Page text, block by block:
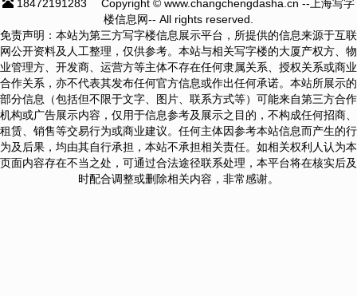
18472191283
Copyright © www.changchengdasha.cn --上海写字
楼信息网-- All rights reserved.
免责声明：本站为第三方写字楼信息展示平台，所提供的信息来源于互联
网公开资料及人工整理，仅供参考。本站与相关写字楼的大厦产权方、物
业管理方、开发商、运营方等主体不存在任何隶属关系、授权关系或商业
合作关系，亦不代表其发布任何官方信息或作出任何承诺。本站所展示的
部分信息（包括但不限于文字、图片、联系方式等）可能来自第三方合作
机构或广告展示内容，仅用于信息参考及展示之目的，不构成任何招商、
租赁、销售等交易行为或商业建议。任何主体因参考本站信息而产生的行
为及后果，均由其自行承担，本站不承担相关责任。如相关权利人认为本
页面内容存在不当之处，可通过合法途径联系处理，本平台将在核实后及
时配合调整或删除相关内容，非常感谢。